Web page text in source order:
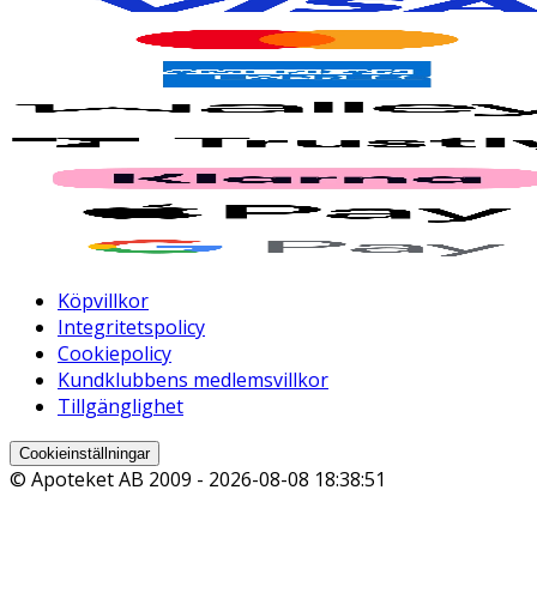
Köpvillkor
Integritetspolicy
Cookiepolicy
Kundklubbens medlemsvillkor
Tillgänglighet
Cookieinställningar
© Apoteket AB 2009 - 2026-08-08 18:38:51